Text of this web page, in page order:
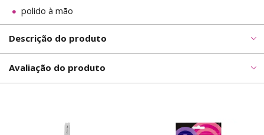
polido à mão
Descrição do produto
Avaliação do produto